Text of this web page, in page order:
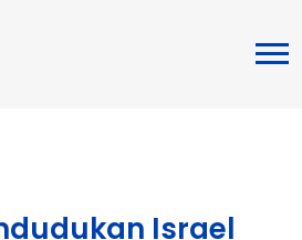
Israel